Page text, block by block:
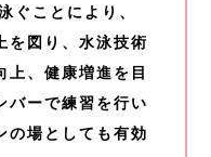
ぐことにより、
を図り、水泳技術
上、健康増進を目
バーで練習を行い
の場としても有効